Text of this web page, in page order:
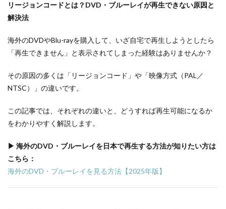
リージョンコードとは？DVD・ブルーレイが再生できない原因と
解決法
海外のDVDやBlu-rayを購入して、いざ自宅で再生しようとしたら
「再生できません」と表示されてしまった経験はありませんか？
その原因の多くは「リージョンコード」や「映像方式（PAL／
NTSC）」の違いです。
この記事では、それぞれの違いと、どうすれば再生可能になるか
をわかりやすく解説します。
▶ 海外のDVD・ブルーレイを日本で再生する方法が知りたい方は
こちら：
海外のDVD・ブルーレイを見る方法【2025年版】